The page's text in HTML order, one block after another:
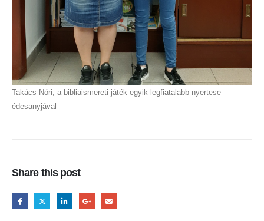
Takács Nóri, a bibliaismereti játék egyik legfiatalabb nyertese
édesanyjával
Share this post